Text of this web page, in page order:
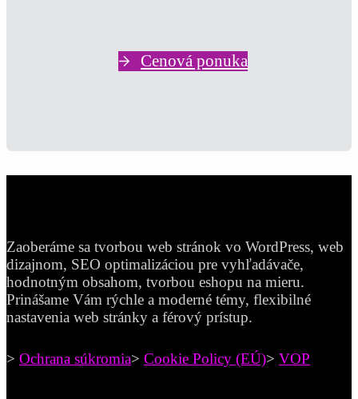
Cenová ponuka
Zaoberáme sa tvorbou web stránok vo WordPress, web
dizajnom, SEO optimalizáciou pre vyhľadávače,
hodnotným obsahom, tvorbou eshopu na mieru.
Prinášame Vám rýchle a moderné témy, flexibilné
nastavenia web stránky a férový prístup.
> Ochrana súkromia> Cookie Policy (EÚ)> VOP